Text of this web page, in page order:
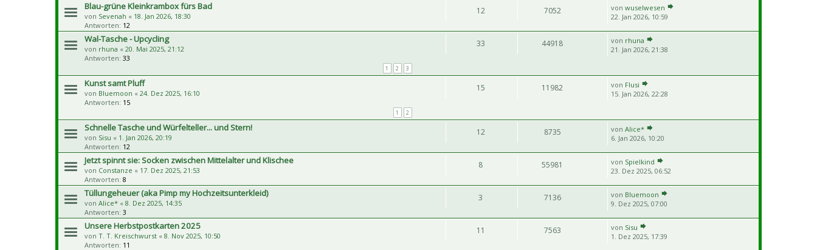
Blau-grüne Kleinkrambox fürs Bad
von Sevenah « 18. Jan 2026, 18:30
Antworten: 12
12 7052 von wuselwesen
22. Jan 2026, 10:59
Wal-Tasche - Upcycling
von rhuna « 20. Mai 2025, 21:12
Antworten: 33
1 2 3
33 44918 von rhuna
21. Jan 2026, 21:38
Kunst samt Pluff
von Bluemoon « 24. Dez 2025, 16:10
Antworten: 15
1 2
15 11982 von Flusi
15. Jan 2026, 22:28
Schnelle Tasche und Würfelteller... und Stern!
von Sisu « 1. Jan 2026, 20:19
Antworten: 12
12 8735 von Alice*
6. Jan 2026, 10:20
Jetzt spinnt sie: Socken zwischen Mittelalter und Klischee
von Constanze « 17. Dez 2025, 21:53
Antworten: 8
8 55981 von Spielkind
23. Dez 2025, 06:52
Tüllungeheuer (aka Pimp my Hochzeitsunterkleid)
von Alice* « 8. Dez 2025, 14:35
Antworten: 3
3 7136 von Bluemoon
9. Dez 2025, 07:00
Unsere Herbstpostkarten 2025
von T. T. Kreischwurst « 8. Nov 2025, 10:50
Antworten: 11
11 7563 von Sisu
1. Dez 2025, 17:39